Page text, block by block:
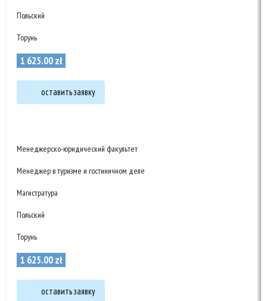
Польский
Торунь
1 625.00zł
оставить заявку
Менеджерско-юридический факультет
Менеджер в туризме и гостиничном деле
Магистратура
Польский
Торунь
1 625.00zł
оставить заявку